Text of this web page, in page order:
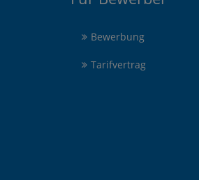
Bewerbung
Tarifvertrag